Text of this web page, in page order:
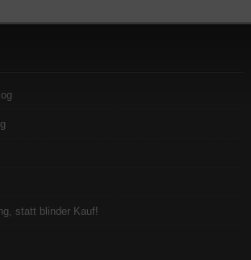
statt blinder Kauf!